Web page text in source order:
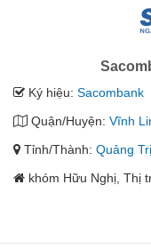
Ký hiệu: Sacombank
Quận/Huyện: Vĩnh
Tỉnh/Thành: Quảng Trị
khóm Hữu Nghị, Thị